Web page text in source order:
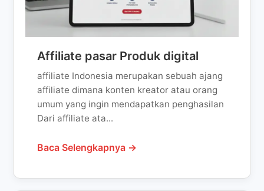
Affiliate pasar Produk digital
affiliate Indonesia merupakan sebuah ajang
affiliate dimana konten kreator atau orang
umum yang ingin mendapatkan penghasilan
Dari affiliate ata...
Baca Selengkapnya →